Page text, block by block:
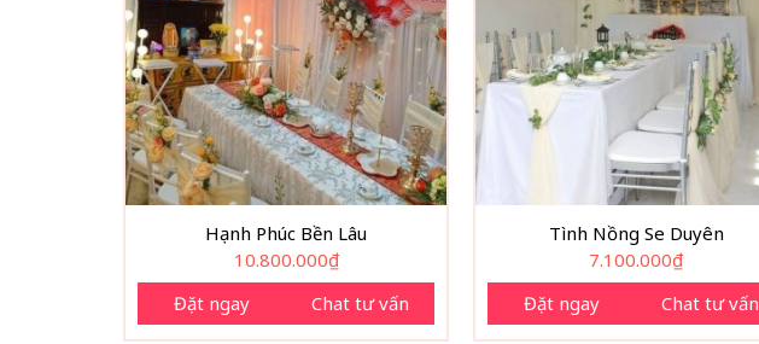
Hạnh Phúc Bền Lâu
10.800.000₫
Đặt ngay
Chat tư vấn
Tình Nồng Se Duyên
7.100.000₫
Đặt ngay
Chat tư vấn